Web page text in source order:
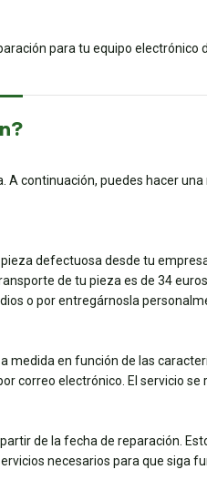
para tu equipo electrónico
A continuación, puedes hacer
defectuosa desde tu
de tu pieza es de 34
o por entregárnosla
medida en función de las
correo electrónico. El servicio
de la fecha de reparación.
necesarios para que siga